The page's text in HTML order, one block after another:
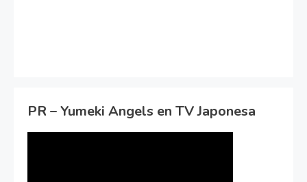
PR – Yumeki Angels en TV Japonesa